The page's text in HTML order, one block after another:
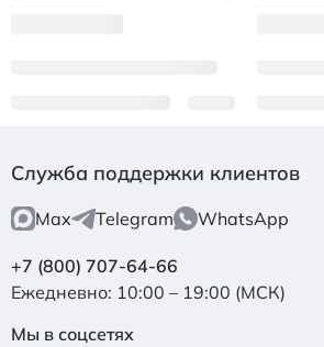
Служба поддержки клиентов
Max Telegram WhatsApp
+7 (800) 707-64-66
Ежедневно: 10:00 – 19:00 (МСК)
Мы в соцсетях